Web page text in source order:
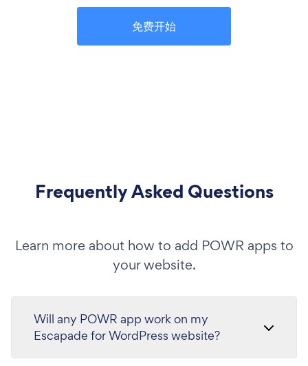
免费开始
Frequently Asked Questions
Learn more about how to add POWR apps to
your website.
Will any POWR app work on my
Escapade for WordPress website?